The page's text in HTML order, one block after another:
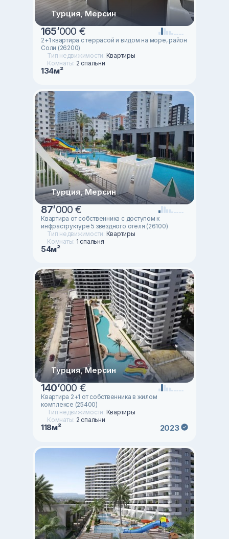
Турция, Мерсин
165’000 €
2+1 квартира с террасой и видом на море, район
Соли (26200)
Тип недвижимости: Квартиры
Комнаты: 2 спальни
134м²
Турция, Мерсин
87’000 €
Квартира от собственника с доступом к
инфраструктуре 5 звездного отеля (26100)
Тип недвижимости: Квартиры
Комнаты: 1 спальня
54м²
Турция, Мерсин
140’000 €
Квартира 2+1 от собственника в жилом
комплексе (25400)
Тип недвижимости: Квартиры
Комнаты: 2 спальни
118м² 2023